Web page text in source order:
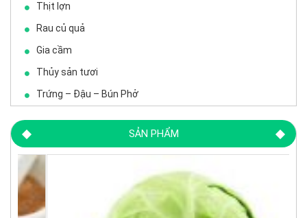
Thịt lợn
Rau củ quả
Gia cầm
Thủy sản tươi
Trứng – Đậu – Bún Phở
SẢN PHẨM